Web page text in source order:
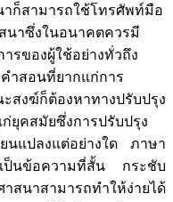
ก็สามารถใช้โทรศัพท์มือ
นาซึ่งในอนาคตควรมี
รของผู้ใช้อย่างทั่วถึง
ำสอนที่ยากแก่การ
งฆ์ก็ต้องหาทางปรับปรุง
ยุคสมัยซึ่งการปรับปรุง
นแปลงแต่อย่างใด ภาษา
เป็นข้อความที่สั้น กระชับ
สนาสามารถทำให้ง่ายได้